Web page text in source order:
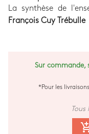
La synthèse de
François Cuy Trébulle
Sur commande,
*Pour les
Tous